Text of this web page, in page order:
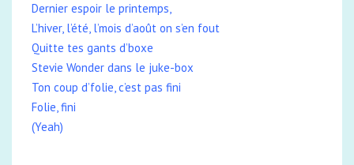
Dernier espoir le printemps,
L’hiver, l’été, l’mois d’août on s’en fout
Quitte tes gants d’boxe
Stevie Wonder dans le juke-box
Ton coup d’folie, c’est pas fini
Folie, fini
(Yeah)